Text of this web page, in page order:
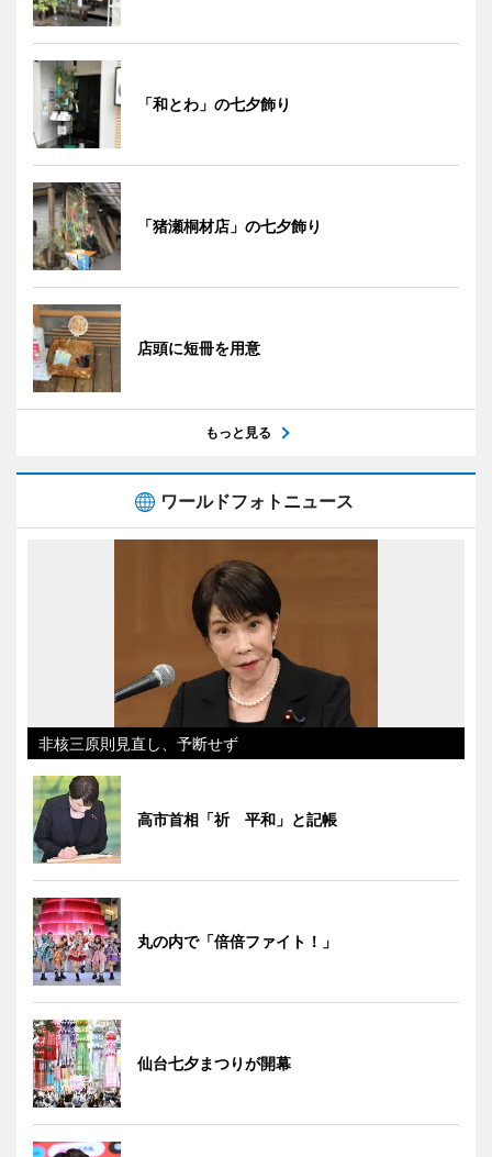
「和とわ」の七夕飾り
「猪瀬桐材店」の七夕飾り
店頭に短冊を用意
もっと見る
ワールドフォトニュース
非核三原則見直し、予断せず
高市首相「祈 平和」と記帳
丸の内で「倍倍ファイト！」
仙台七夕まつりが開幕